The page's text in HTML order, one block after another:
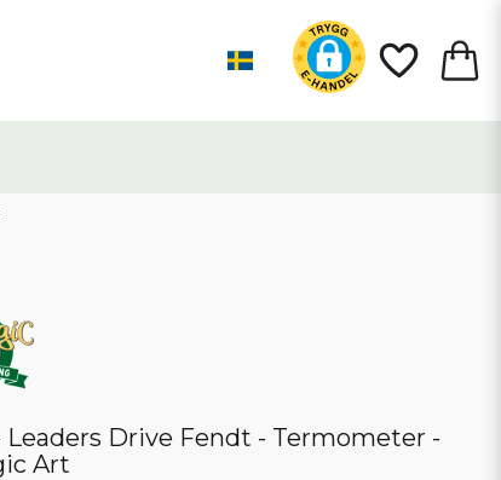
Leaders Drive Fendt - Termometer -
Art